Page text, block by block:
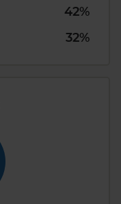
42%
32%